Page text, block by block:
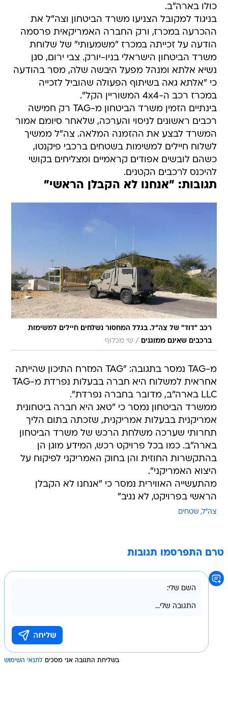
כולו בארה"ב.
בניגוד למקובל הצניעו משרד הביטחון וצה"ל את
ההכרעה במכרז, ורק החברה האמריקאית פרסמה
הודעה על זכייתה במכרז "משמעותי" של שלוחת
משרד הביטחון הישראלי בניו-יורק. צבי ירום, סגן
נשיא אלתא ומנהל מפעל היבשה שלה, מסר בהודעה
כי "אלתא גאה בשיתוף הפעולה שהוביל לזכייה
במכרז רכב ה-4x4 המשוריין הקל".
בינתיים הזמין משרד הביטחון מ-TAG רק חמישה
רכבים ראשונים לניסוי והערכה, שלאחר סיומם אמור
המשרד לבצע את ההזמנה המלאה. צה"ל ממשיך
לשלוח חיילים למשימות בשטחים ברכבי פיקנטו,
כשהם לובשים אפודים קראמיים ומצליחים בקושי
להיכנס לרכבים הקטנים.
תגובות: "אנחנו לא הקבלן הראשי"
רכב "דוד" של צה"ל. בגלל המחסור נשלחים חיילים למשימות
ברכבים שאינם ממוגנים
/ שי מכלוף
מ-TAG נמסר בתגובה: "TAG המזרח התיכון שהייתה
אחראית למשלוח היא חברה בבעלות נפרדת מ-TAG
LLC בארה"ב, מדובר בחברה נפרדת".
ממשרד הביטחון נמסר כי "טאג היא חברה ביטחונית
אמריקנית בבעלות אמריקנית, שזכתה בתום הליך
תחרותי שערכה משלחת הרכש של משרד הביטחון
בארה"ב. כמו בכל פרויקט רכש, המידע מוגן הן
בהתקשרות החוזית והן בחוק האמריקני לפיקוח על
היצוא האמריקני".
מהתעשייה האווירית נמסר כי "אנחנו לא הקבלן
הראשי בפרויקט, לא נגיב"
צה"ל שטחים
טרם התפרסמו תגובות
בשליחת התגובה אני מסכים לתנאי השימוש